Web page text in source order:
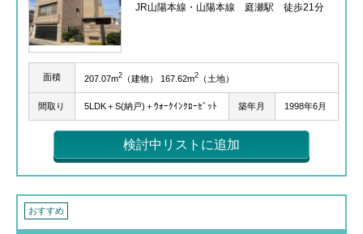
JR山陽本線・山陽本線 庭瀬駅 徒歩21分
面積 207.07m2（建物） 167.62m2（土地）
間取り 5LDK＋S(納戸)＋ｳｫｰｸｲﾝｸﾛｰｾﾞｯﾄ 築年月 1998年6月
検討中リストに追加
おすすめ